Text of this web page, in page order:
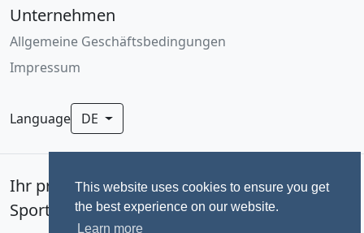
This website uses cookies to ensure you get
the best experience on our website.
Learn more
Unternehmen
Allgemeine Geschäftsbedingungen
Impressum
Language DE
Ihr professionelles Fotoservice für
Sportevents seit 1992.